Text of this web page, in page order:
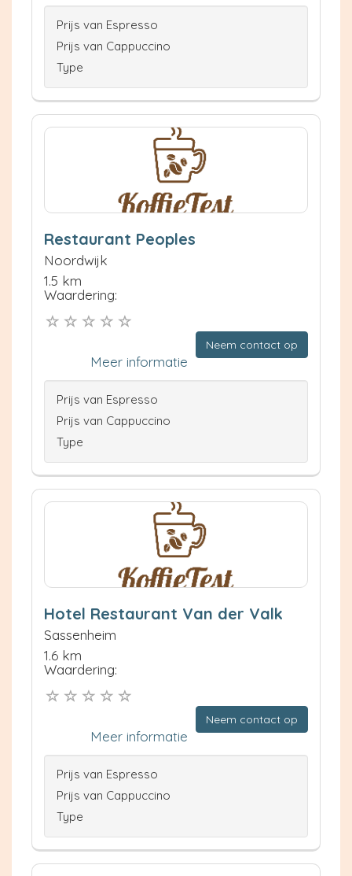
Prijs van Espresso
Prijs van Cappuccino
Type
Restaurant Peoples
Noordwijk
1.5 km
Waardering:
Neem contact op
Meer informatie
Prijs van Espresso
Prijs van Cappuccino
Type
Hotel Restaurant Van der Valk
Sassenheim
1.6 km
Waardering:
Neem contact op
Meer informatie
Prijs van Espresso
Prijs van Cappuccino
Type